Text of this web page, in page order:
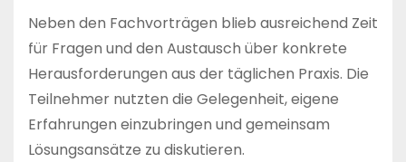
Neben den Fachvorträgen blieb ausreichend Zeit
für Fragen und den Austausch über konkrete
Herausforderungen aus der täglichen Praxis. Die
Teilnehmer nutzten die Gelegenheit, eigene
Erfahrungen einzubringen und gemeinsam
Lösungsansätze zu diskutieren.